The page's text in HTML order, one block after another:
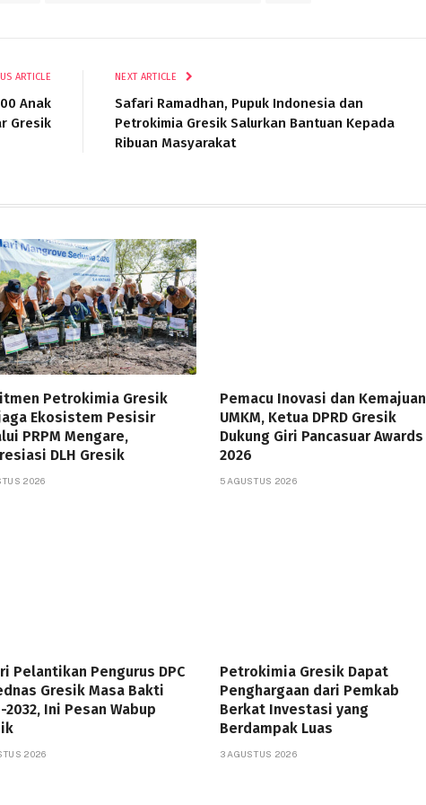
ARTICLE
Anak
Gresik
NEXT ARTICLE
Safari Ramadhan, Pupuk Indonesia dan
Petrokimia Gresik Salurkan Bantuan Kepada
Ribuan Masyarakat
Petrokimia Gresik
Ekosistem Pesisir
PRPM Mengare,
DLH Gresik
2026
Pemacu Inovasi dan Kemajuan
UMKM, Ketua DPRD Gresik
Dukung Giri Pancasuar Awards
2026
5 AGUSTUS 2026
Pelantikan Pengurus DPC
Gresik Masa Bakti
2032, Ini Pesan Wabup
2026
Petrokimia Gresik Dapat
Penghargaan dari Pemkab
Berkat Investasi yang
Berdampak Luas
3 AGUSTUS 2026